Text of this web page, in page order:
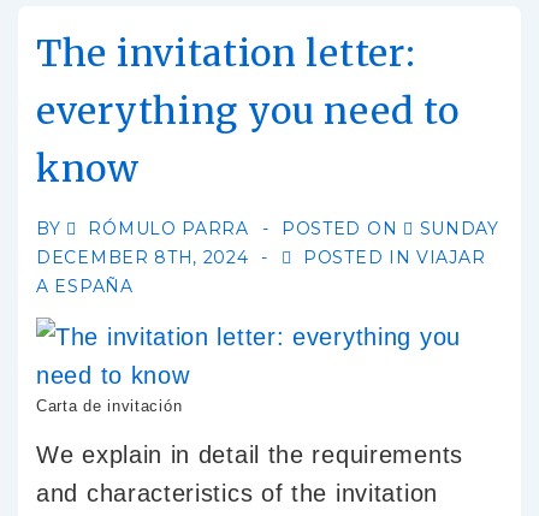
The invitation letter:
everything you need to
know
BY RÓMULO PARRA POSTED ON
SUNDAY
DECEMBER 8TH, 2024
POSTED INVIAJAR
A ESPAÑA
Carta de invitación
We explain in detail the requirements
and characteristics of the invitation